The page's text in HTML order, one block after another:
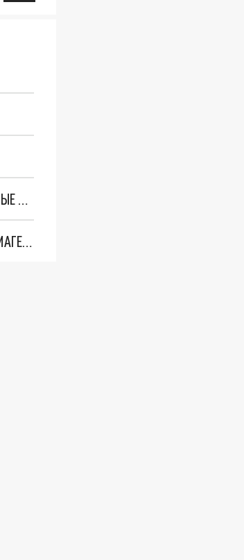
"ОЧЕНЬ ПЛОХИЕ НОВОСТИ": БОЛЬШАЯ ОШИБКА PALANTIR В РОССИИ. СТРАНЫ НАТО ВПЕРВЫЕ ЗА СВО ОСТАНОВИЛИ ПОСТАВКИ ОРУЖИЯ. ВСУ ТЕРЯЮТ ПРИГРАНИЧЬЕ?
ТРИ ГЛАВНЫХ ИНСАЙДА ОБ СВО. ОТМЕНА МОБИЛИЗАЦИИ И ВОЗВРАЩЕНИЕ "ГЕНЕРАЛА АРМАГЕДДОНА"? ОТЛИЧНЫЕ НОВОСТИ, КОТОРЫЕ ЖДАЛИ ВСЕ